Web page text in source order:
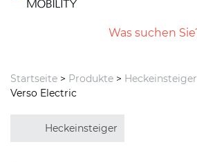
Startseite > Produkte > Heckeinsteiger
Verso Electric
Heckeinsteiger